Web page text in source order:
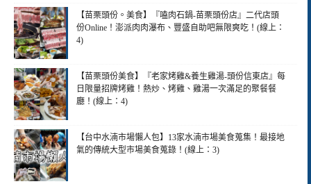
【苗栗頭份。美食】『嗑肉石鍋-苗栗頭份店』二代店頭
份Online！澎派肉肉瀑布、豐盛自助吧無限爽吃！(線上：
4)
【苗栗頭份美食】『老家烤雞&養生雞湯-頭份信東店』每
日限量招牌烤雞！熱炒、烤雞、雞湯一次滿足的聚餐餐
廳！(線上：4)
【台中水湳市場懶人包】13家水湳市場美食蒐集！最接地
氣的傳統大型市場美食蒐錄！(線上：3)